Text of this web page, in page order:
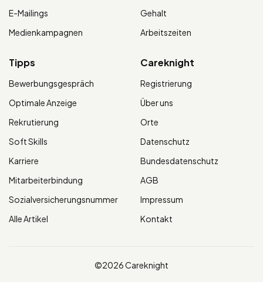
E-Mailings
Medienkampagnen
Gehalt
Arbeitszeiten
Tipps
Bewerbungsgespräch
Optimale Anzeige
Rekrutierung
Soft Skills
Karriere
Mitarbeiterbindung
Sozialversicherungsnummer
Alle Artikel
Careknight
Registrierung
Über uns
Orte
Datenschutz
Bundesdatenschutz
AGB
Impressum
Kontakt
©2026 Careknight